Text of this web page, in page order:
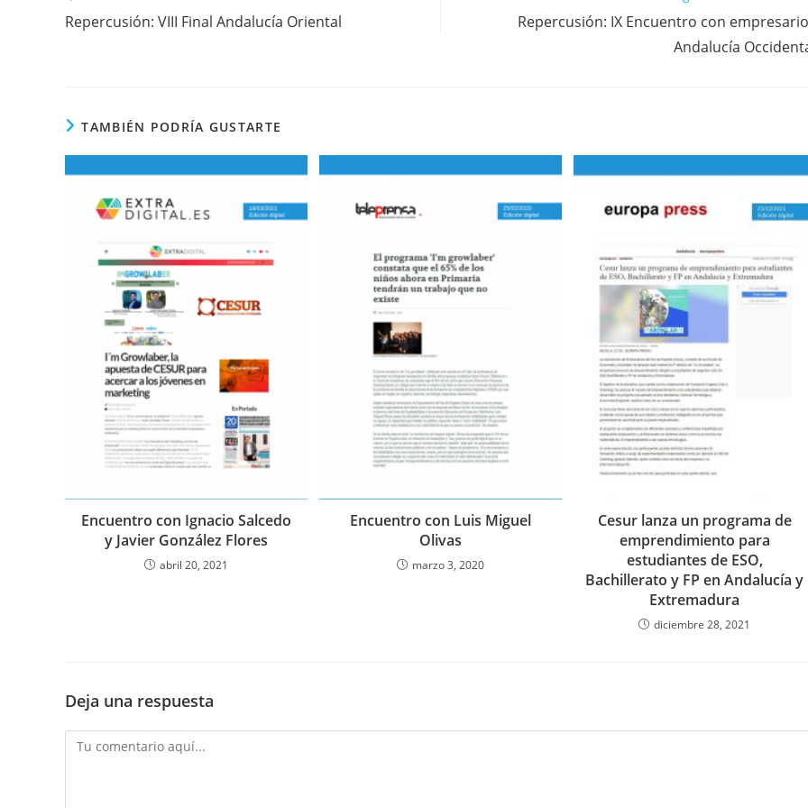
artículos
Repercusión: VIII Final Andalucía Oriental
Repercusión: IX Encuentro con
Andalucía
TAMBIÉN PODRÍA GUSTARTE
Encuentro con Ignacio Salcedo
y Javier González Flores
abril 20, 2021
Encuentro con Luis Miguel
Olivas
marzo 3, 2020
Cesur lanza un programa de
emprendimiento para
estudiantes de ESO,
Bachillerato y FP en Andalucía y
Extremadura
diciembre 28, 2021
Deja una respuesta
Comentario